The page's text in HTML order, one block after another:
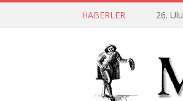
HABERLER 26.